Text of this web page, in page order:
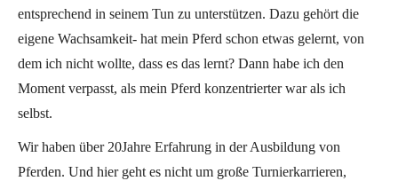
entsprechend in seinem Tun zu unterstützen. Dazu gehört die
eigene Wachsamkeit- hat mein Pferd schon etwas gelernt, von
dem ich nicht wollte, dass es das lernt? Dann habe ich den
Moment verpasst, als mein Pferd konzentrierter war als ich
selbst.
Wir haben über 20Jahre Erfahrung in der Ausbildung von
Pferden. Und hier geht es nicht um große Turnierkarrieren,